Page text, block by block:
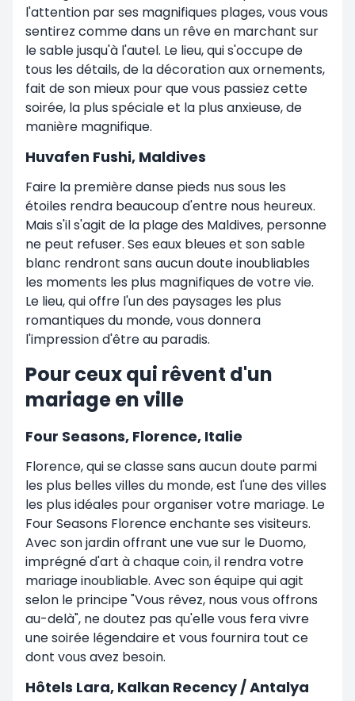
l'attention par ses magnifiques plages, vous vous
sentirez comme dans un rêve en marchant sur
le sable jusqu'à l'autel. Le lieu, qui s'occupe de
tous les détails, de la décoration aux ornements,
fait de son mieux pour que vous passiez cette
soirée, la plus spéciale et la plus anxieuse, de
manière magnifique.
Huvafen Fushi, Maldives
Faire la première danse pieds nus sous les
étoiles rendra beaucoup d'entre nous heureux.
Mais s'il s'agit de la plage des Maldives, personne
ne peut refuser. Ses eaux bleues et son sable
blanc rendront sans aucun doute inoubliables
les moments les plus magnifiques de votre vie.
Le lieu, qui offre l'un des paysages les plus
romantiques du monde, vous donnera
l'impression d'être au paradis.
Pour ceux qui rêvent d'un
mariage en ville
Four Seasons, Florence, Italie
Florence, qui se classe sans aucun doute parmi
les plus belles villes du monde, est l'une des villes
les plus idéales pour organiser votre mariage. Le
Four Seasons Florence enchante ses visiteurs.
Avec son jardin offrant une vue sur le Duomo,
imprégné d'art à chaque coin, il rendra votre
mariage inoubliable. Avec son équipe qui agit
selon le principe "Vous rêvez, nous vous offrons
au-delà", ne doutez pas qu'elle vous fera vivre
une soirée légendaire et vous fournira tout ce
dont vous avez besoin.
Hôtels Lara, Kalkan Recency / Antalya